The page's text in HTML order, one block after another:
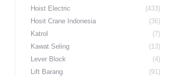
Hoist Electric
(433)
Hosit Crane Indonesia
(36)
Katrol
(7)
Kawat Seling
(13)
Lever Block
(4)
Lift Barang
(91)